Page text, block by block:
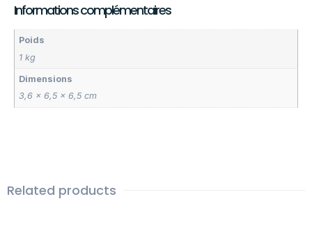
Informations complémentaires
Poids
1 kg
Dimensions
3,6 × 6,5 × 6,5 cm
Related products